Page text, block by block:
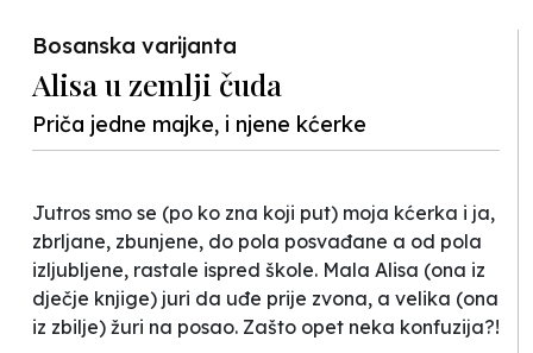
Bosanska varijanta
Alisa u zemlji čuda
Priča jedne majke, i njene kćerke
Jutros smo se (po ko zna koji put) moja kćerka i ja,
zbrljane, zbunjene, do pola posvađane a od pola
izljubljene, rastale ispred škole. Mala Alisa (ona iz
dječje knjige) juri da uđe prije zvona, a velika (ona
iz zbilje) žuri na posao. Zašto opet neka konfuzija?!